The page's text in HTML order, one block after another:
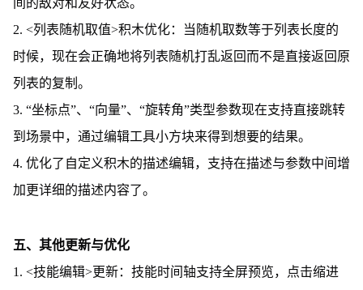
间的敌对和友好状态。
2. <列表随机取值>积木优化：当随机取数等于列表长度的
时候，现在会正确地将列表随机打乱返回而不是直接返回原
列表的复制。
3. “坐标点”、“向量”、“旋转角”类型参数现在支持直接跳转
到场景中，通过编辑工具小方块来得到想要的结果。
4. 优化了自定义积木的描述编辑，支持在描述与参数中间增
加更详细的描述内容了。
五、其他更新与优化
1. <技能编辑>更新：技能时间轴支持全屏预览，点击缩进